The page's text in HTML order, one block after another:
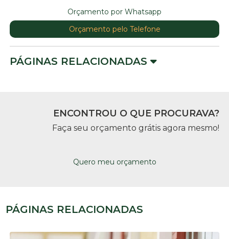
Orçamento por Whatsapp
Orçamento pelo Telefone
PÁGINAS RELACIONADAS
ENCONTROU O QUE PROCURAVA?
Faça seu orçamento grátis agora mesmo!
Quero meu orçamento
PÁGINAS RELACIONADAS